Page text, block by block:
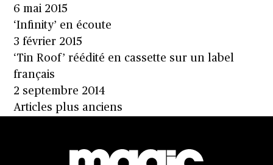
6 mai 2015
‘Infinity’ en écoute
3 février 2015
‘Tin Roof’ réédité en cassette sur un label
français
2 septembre 2014
Navigation
Articles plus anciens